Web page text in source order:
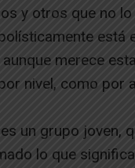
y otros que no
está
merece
nivel, como por
un grupo joven,
lo que